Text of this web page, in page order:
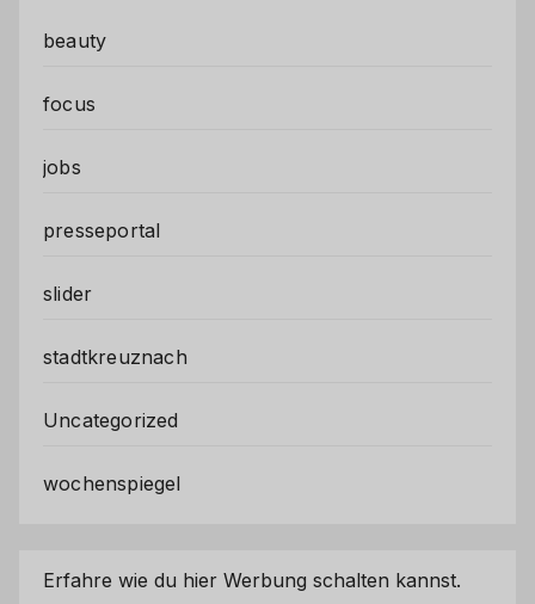
beauty
focus
jobs
presseportal
slider
stadtkreuznach
Uncategorized
wochenspiegel
Erfahre wie du hier Werbung schalten kannst.